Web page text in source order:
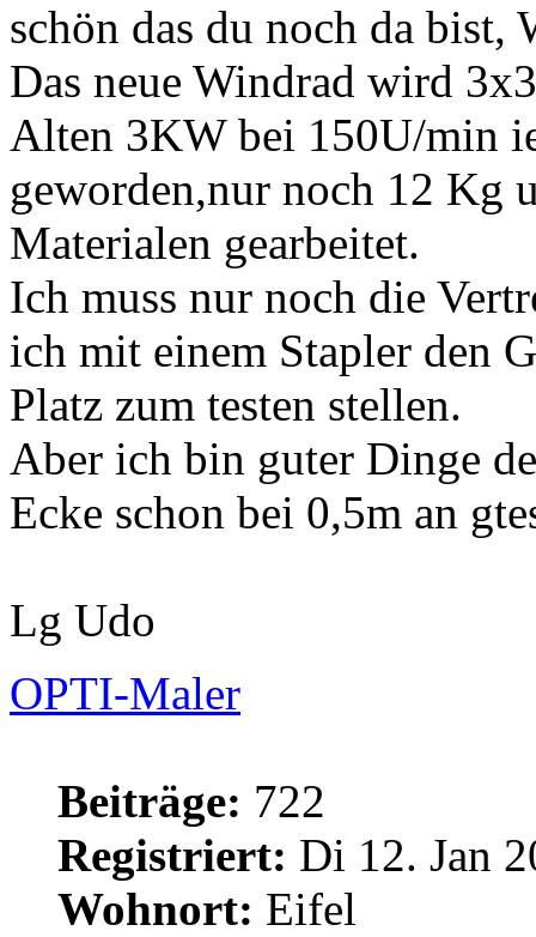
schön das du noch da bist,
Das neue Windrad wird
Alten 3KW bei 150U/min
geworden,nur noch 12 Kg
Materialen gearbeitet.
Ich muss nur noch die
ich mit einem Stapler den
Platz zum testen stellen.
Aber ich bin guter Dinge
Ecke schon bei 0,5m an
Lg Udo
OPTI-Maler
Beiträge: 722
Registriert: Di 12. Jan
Wohnort: Eifel